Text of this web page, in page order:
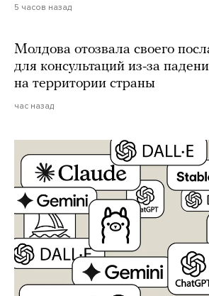
5 часов назад
Молдова отозвала своего
для консультаций из-за
на территории страны
час назад